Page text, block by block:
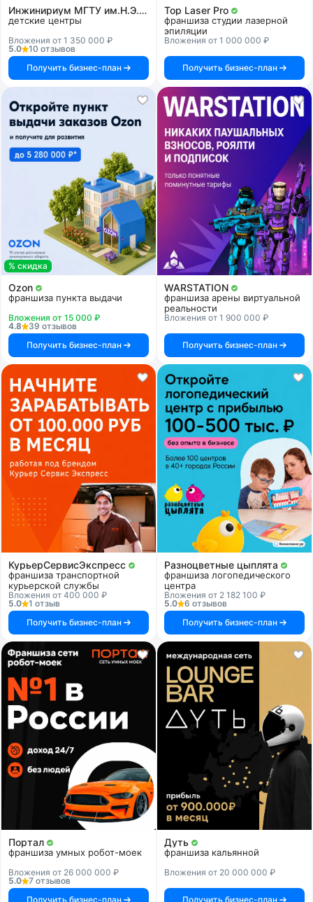
Инжинириум МГТУ им.Н.Э.Баумана
детские центры
Вложения от 1 350 000 ₽
5.0
10 отзывов
Получить бизнес-план
Top Laser Pro
франшиза студии лазерной
эпиляции
Вложения от 1 000 000 ₽
Получить бизнес-план
% скидка
Ozon
франшиза пункта выдачи
Вложения от 15 000 ₽
4.8
39 отзывов
Получить бизнес-план
WARSTATION
франшиза арены виртуальной
реальности
Вложения от 1 900 000 ₽
Получить бизнес-план
КурьерСервисЭкспресс
франшиза транспортной
курьерской службы
Вложения от 400 000 ₽
5.0
1 отзыв
Получить бизнес-план
Разноцветные цыплята
франшиза логопедического
центра
Вложения от 2 182 100 ₽
5.0
6 отзывов
Получить бизнес-план
Портал
франшиза умных робот-моек
Вложения от 26 000 000 ₽
5.0
7 отзывов
Получить бизнес-план
Дуть
франшиза кальянной
Вложения от 20 000 000 ₽
Получить бизнес-план